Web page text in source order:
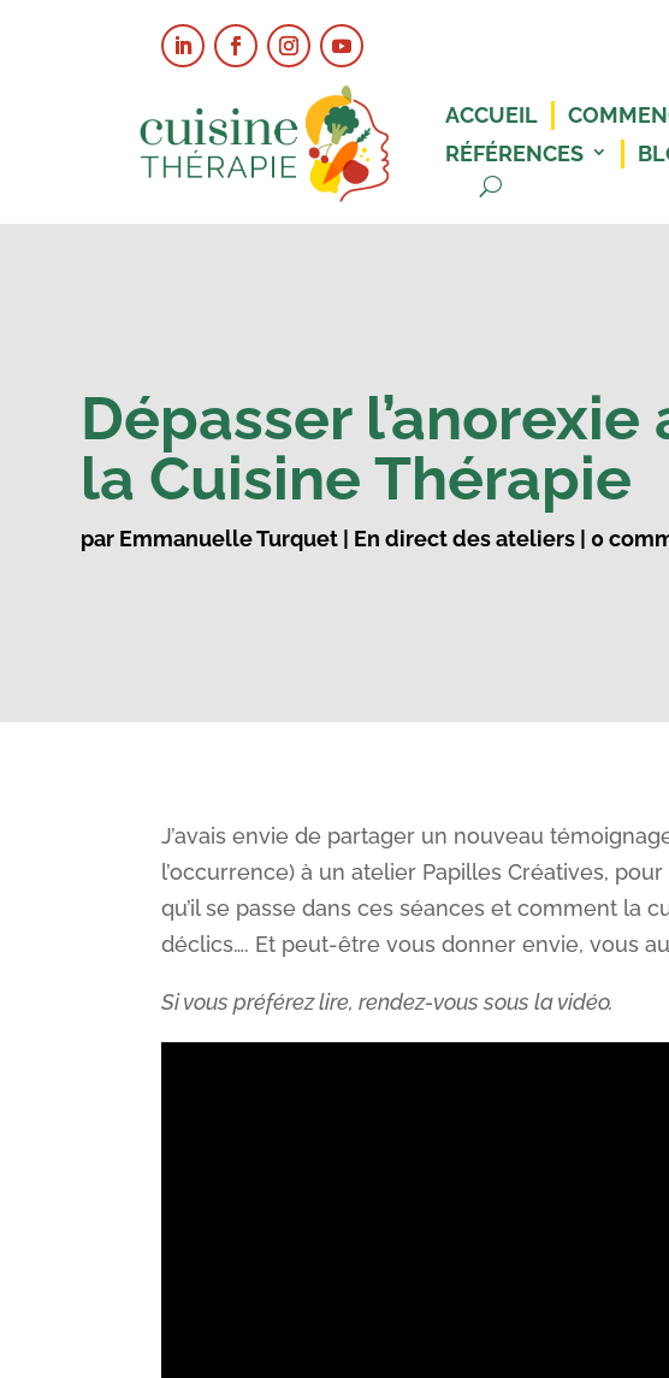
ACCUEIL
RÉFÉRENCES
Dépasser l’anorexie
la Cuisine Thérapie
par Emmanuelle Turquet | En direct des ateliers | 0
J’avais envie de partager un nouveau
l’occurrence) à un atelier Papilles Créatives,
qu’il se passe dans ces séances et comment la
déclics…. Et peut-être vous donner envie, vous
Si vous préférez lire, rendez-vous sous la vidéo.